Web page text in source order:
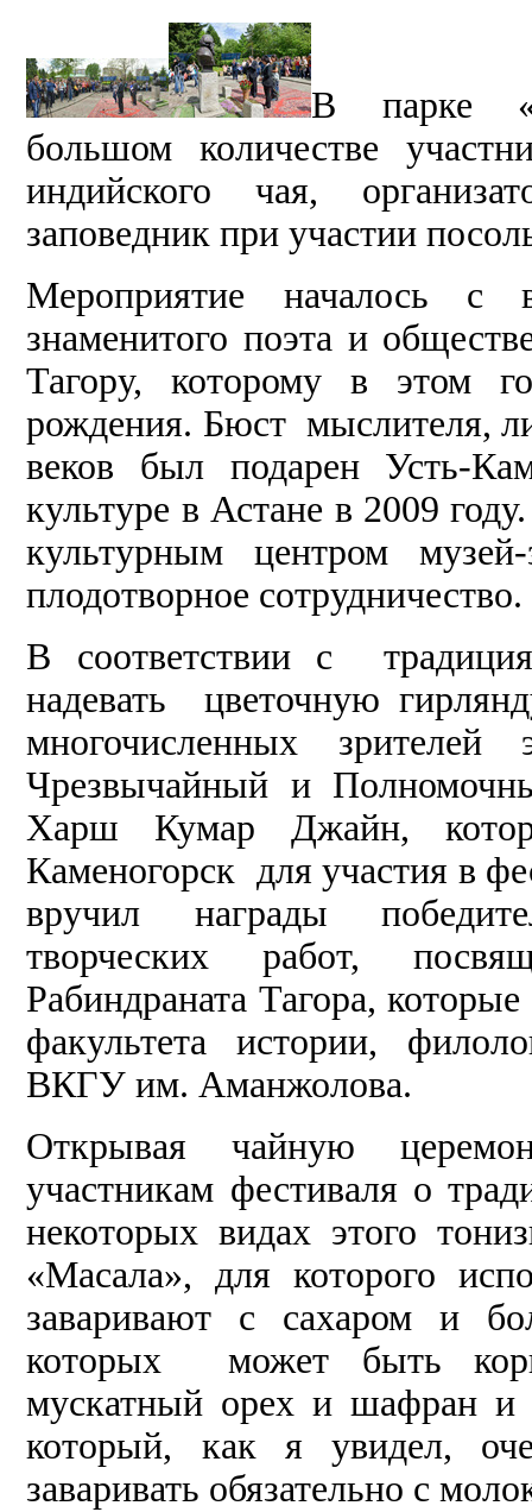
В парке
большом количестве
индийского чая,
заповедник при участии
Мероприятие началось с
знаменитого поэта и
Тагору, которому в этом
рождения. Бюст мыслителя,
веков был подарен Усть-
культуре в Астане в 2009
культурным центром музей-
плодотворное сотрудничество.
В соответствии с
надевать цветочную
многочисленных
Чрезвычайный и
Харш Кумар Джайн,
Каменогорск для участия в
вручил награды
творческих работ,
Рабиндраната Тагора,
факультета истории,
ВКГУ им. Аманжолова.
Открывая чайную
участникам фестиваля о
некоторых видах этого
«Масала», для которого
заваривают с сахаром и
которых может быть
мускатный орех и шафран
который, как я увидел,
заваривать обязательно с